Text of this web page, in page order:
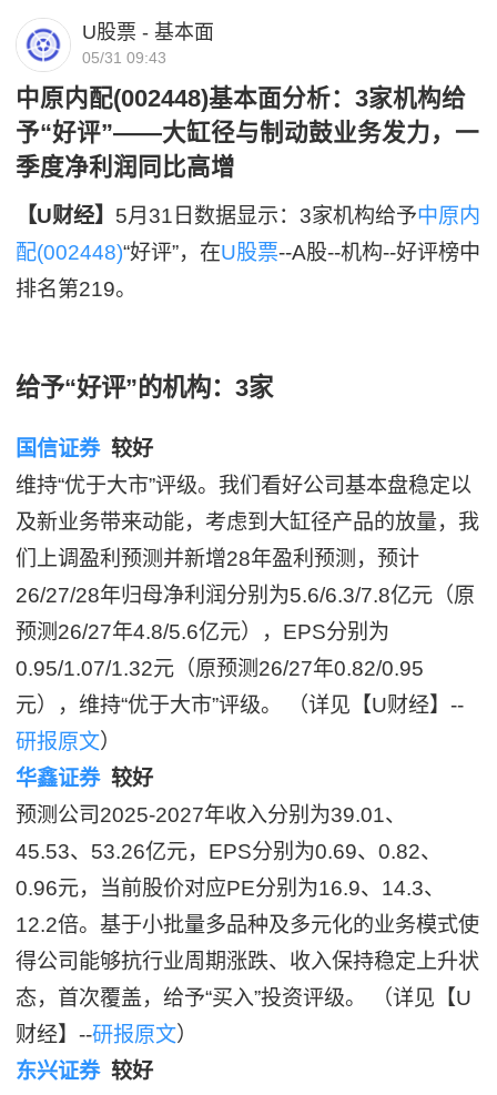
U股票 - 基本面
05/31 09:43
中原内配(002448)基本面分析：3家机构给
予“好评”——大缸径与制动鼓业务发力，一
季度净利润同比高增
【U财经】 5月31日数据显示：3家机构给予中原内
配(002448)“好评”，在U股票--A股--机构--好评榜中
排名第219。
给予“好评”的机构：3家
国信证券较好
维持“优于大市”评级。我们看好公司基本盘稳定以
及新业务带来动能，考虑到大缸径产品的放量，我
们上调盈利预测并新增28年盈利预测，预计
26/27/28年归母净利润分别为5.6/6.3/7.8亿元（原
预测26/27年4.8/5.6亿元），EPS分别为
0.95/1.07/1.32元（原预测26/27年0.82/0.95
元），维持“优于大市”评级。 （详见【U财经】--
研报原文）
华鑫证券较好
预测公司2025-2027年收入分别为39.01、
45.53、53.26亿元，EPS分别为0.69、0.82、
0.96元，当前股价对应PE分别为16.9、14.3、
12.2倍。基于小批量多品种及多元化的业务模式使
得公司能够抗行业周期涨跌、收入保持稳定上升状
态，首次覆盖，给予“买入”投资评级。 （详见【U
财经】--研报原文）
东兴证券较好